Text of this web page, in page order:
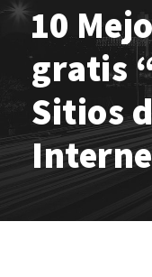
10
gratis
Sitios